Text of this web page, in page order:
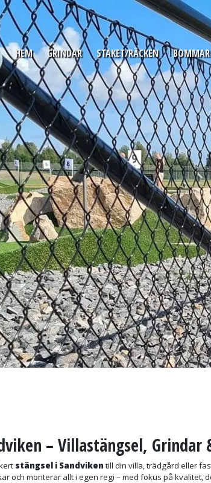
HEM GRINDAR STAKET/RÄCKEN BOMMAR
– Villastängsel, Grindar
stängsel i Sandviken till din villa, trädgård eller
och monterar allt i egen regi – med fokus på kvalitet,